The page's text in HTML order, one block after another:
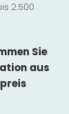
2.500
Sie
aus